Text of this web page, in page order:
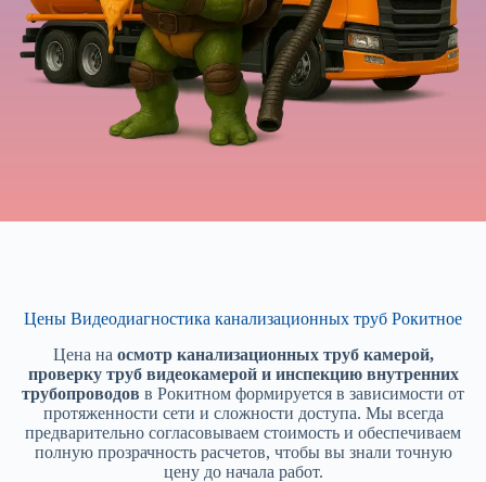
Цены Видеодиагностика канализационных труб Рокитное
Цена на осмотр канализационных труб камерой,
проверку труб видеокамерой и инспекцию внутренних
трубопроводов в Рокитном формируется в зависимости от
протяженности сети и сложности доступа. Мы всегда
предварительно согласовываем стоимость и обеспечиваем
полную прозрачность расчетов, чтобы вы знали точную
цену до начала работ.